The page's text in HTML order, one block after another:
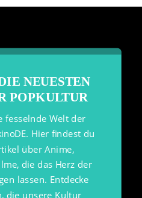
NEUESTEN
POPKULTUR
fesselnde Welt der
Hier findest du
über Anime,
die das Herz der
lassen. Entdecke
die unsere Kultur